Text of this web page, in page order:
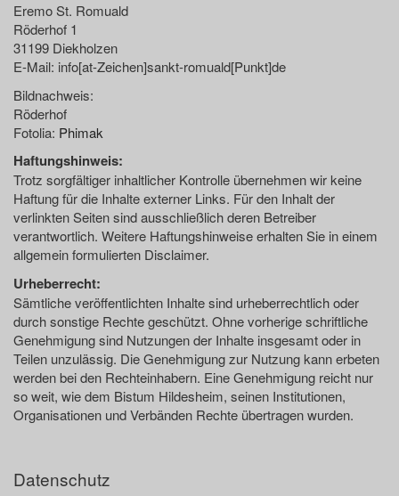
Eremo St. Romuald
Röderhof 1
31199 Diekholzen
E-Mail: info[at-Zeichen]sankt-romuald[Punkt]de
Bildnachweis:
Röderhof
Fotolia: Phimak
Haftungshinweis:
Trotz sorgfältiger inhaltlicher Kontrolle übernehmen wir keine
Haftung für die Inhalte externer Links. Für den Inhalt der
verlinkten Seiten sind ausschließlich deren Betreiber
verantwortlich. Weitere Haftungshinweise erhalten Sie in einem
allgemein formulierten Disclaimer.
Urheberrecht:
Sämtliche veröffentlichten Inhalte sind urheberrechtlich oder
durch sonstige Rechte geschützt. Ohne vorherige schriftliche
Genehmigung sind Nutzungen der Inhalte insgesamt oder in
Teilen unzulässig. Die Genehmigung zur Nutzung kann erbeten
werden bei den Rechteinhabern. Eine Genehmigung reicht nur
so weit, wie dem Bistum Hildesheim, seinen Institutionen,
Organisationen und Verbänden Rechte übertragen wurden.
Datenschutz